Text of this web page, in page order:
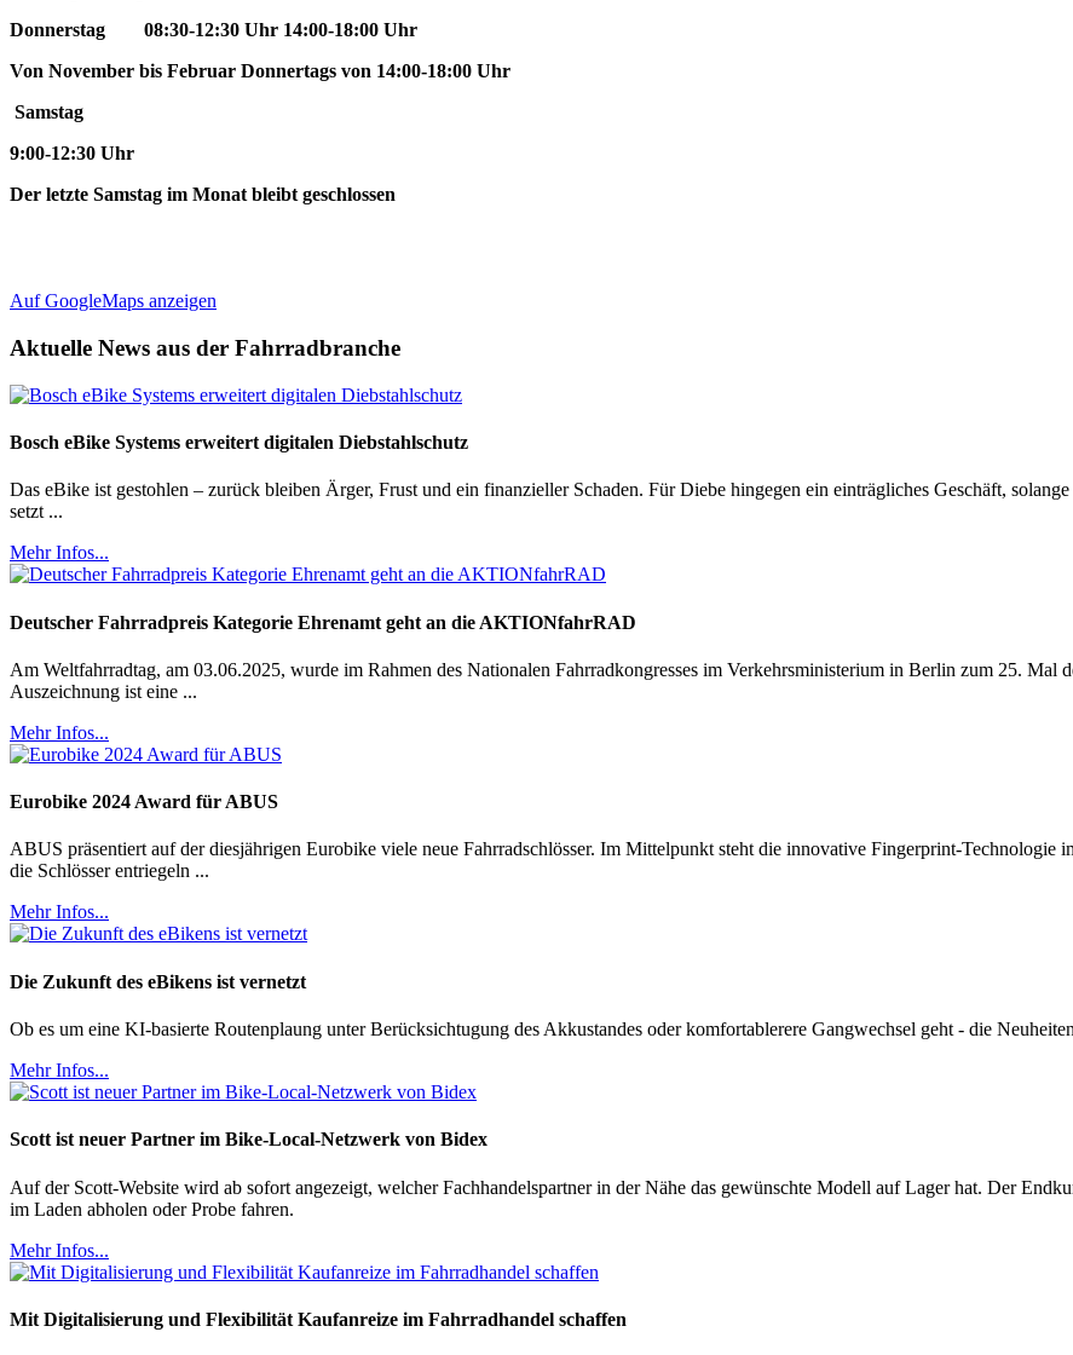
Donnerstag 08:30-12:30 Uhr 14:00-18:00 Uhr
Von November bis Februar Donnertags von 14:00-18:00 Uhr
Samstag
9:00-12:30 Uhr
Der letzte Samstag im Monat bleibt geschlossen
Auf GoogleMaps anzeigen
Aktuelle News aus der Fahrradbranche
Bosch eBike Systems erweitert digitalen Diebstahlschutz
Das eBike ist gestohlen – zurück bleiben Ärger, Frust und ein finanzieller Schaden. Für Diebe hingegen ein einträgliches Geschäft,
setzt ...
Mehr Infos...
Deutscher Fahrradpreis Kategorie Ehrenamt geht an die AKTIONfahrRAD
Am Weltfahrradtag, am 03.06.2025, wurde im Rahmen des Nationalen Fahrradkongresses im Verkehrsministerium in Berlin zum 25. Mal
Auszeichnung ist eine ...
Mehr Infos...
Eurobike 2024 Award für ABUS
ABUS präsentiert auf der diesjährigen Eurobike viele neue Fahrradschlösser. Im Mittelpunkt steht die innovative Fingerprint-
die Schlösser entriegeln ...
Mehr Infos...
Die Zukunft des eBikens ist vernetzt
Ob es um eine KI-basierte Routenplaung unter Berücksichtugung des Akkustandes oder komfortablerere Gangwechsel geht - die
Mehr Infos...
Scott ist neuer Partner im Bike-Local-Netzwerk von Bidex
Auf der Scott-Website wird ab sofort angezeigt, welcher Fachhandelspartner in der Nähe das gewünschte Modell auf Lager hat. Der
im Laden abholen oder Probe fahren.
Mehr Infos...
Mit Digitalisierung und Flexibilität Kaufanreize im Fahrradhandel schaffen